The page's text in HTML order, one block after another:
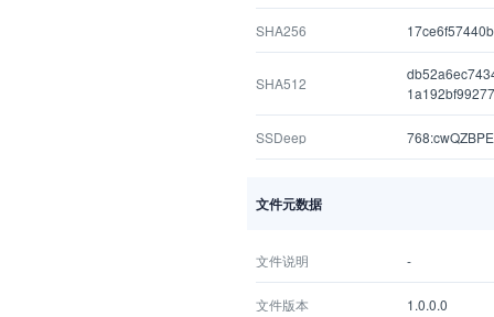
SHA256
SHA512
SSDeep
文件元数据
文件说明 -
文件版本 1.0.0.0